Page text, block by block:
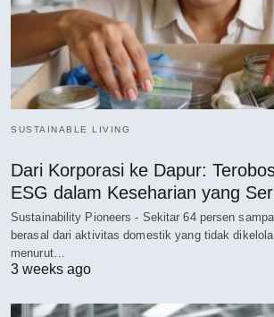
SUSTAINABLE LIVING
Dari Korporasi ke Dapur:
ESG dalam Keseharian yang
Sustainability Pioneers - Sekitar 64 persen
berasal dari aktivitas domestik yang tidak dikelola
menurut…
3 weeks ago